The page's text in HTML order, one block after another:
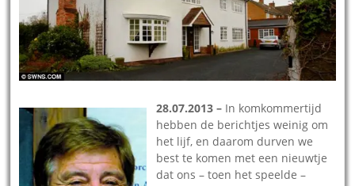
28.07.2013 – In komkommertijd
hebben de berichtjes weinig om
het lijf, en daarom durven we
best te komen met een nieuwtje
dat ons – toen het speelde –